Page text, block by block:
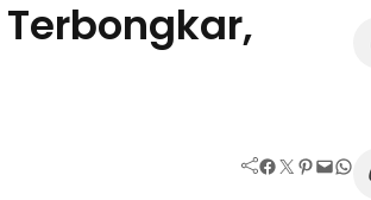
Facebook Twitter Pinterest Mail WhatsApp